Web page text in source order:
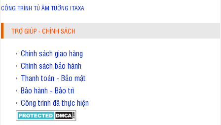
CÔNG TRÌNH TỦ ÂM TƯỜNG ITAXA
TRỢ GIÚP - CHÍNH SÁCH
Chính sách giao hàng
Chính sách bảo hành
Thanh toán - Bảo mật
Bảo hành - Bảo trì
Công trình đã thực hiện